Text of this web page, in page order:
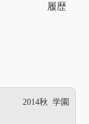
履歴
2014秋 学園